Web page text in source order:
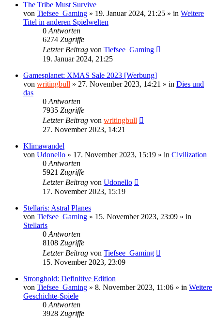
The Tribe Must Survive
von Tiefsee_Gaming » 19. Januar 2024, 21:25 » in Weitere
Titel in anderen Spielwelten
0 Antworten
6274 Zugriffe
Letzter Beitrag von Tiefsee_Gaming
19. Januar 2024, 21:25
Gamesplanet: XMAS Sale 2023 [Werbung]
von writingbull » 27. November 2023, 14:21 » in Dies und
das
0 Antworten
7935 Zugriffe
Letzter Beitrag von writingbull
27. November 2023, 14:21
Klimawandel
von Udonello » 17. November 2023, 15:19 » in Civilization
0 Antworten
5921 Zugriffe
Letzter Beitrag von Udonello
17. November 2023, 15:19
Stellaris: Astral Planes
von Tiefsee_Gaming » 15. November 2023, 23:09 » in
Stellaris
0 Antworten
8108 Zugriffe
Letzter Beitrag von Tiefsee_Gaming
15. November 2023, 23:09
Stronghold: Definitive Edition
von Tiefsee_Gaming » 8. November 2023, 11:06 » in Weitere
Geschichte-Spiele
0 Antworten
3928 Zugriffe